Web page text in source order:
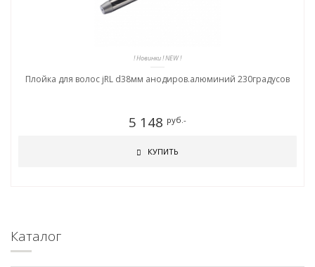
! Новинки ! NEW !
Плойка для волос jRL d38мм анодиров.алюминий 230градусов
5 148 руб.-
КУПИТЬ
Каталог